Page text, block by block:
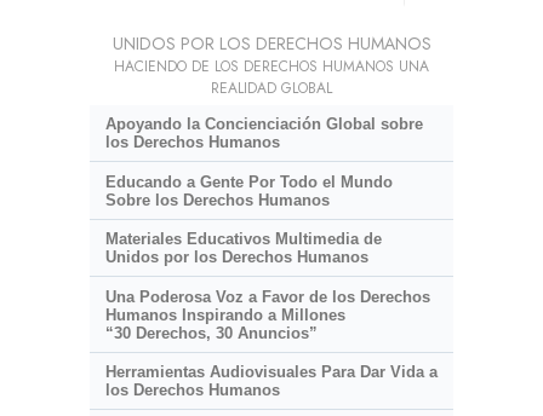
UNIDOS POR LOS DERECHOS HUMANOS
HACIENDO DE LOS DERECHOS HUMANOS UNA
REALIDAD GLOBAL
Apoyando la Concienciación Global sobre
los Derechos Humanos
Educando a Gente Por Todo el Mundo
Sobre los Derechos Humanos
Materiales Educativos Multimedia de
Unidos por los Derechos Humanos
Una Poderosa Voz a Favor de los Derechos
Humanos Inspirando a Millones
“30 Derechos, 30 Anuncios”
Herramientas Audiovisuales Para Dar Vida a
los Derechos Humanos